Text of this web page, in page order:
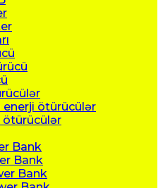
ötürücülər
ötürücülər
Bank
Bank
Bank